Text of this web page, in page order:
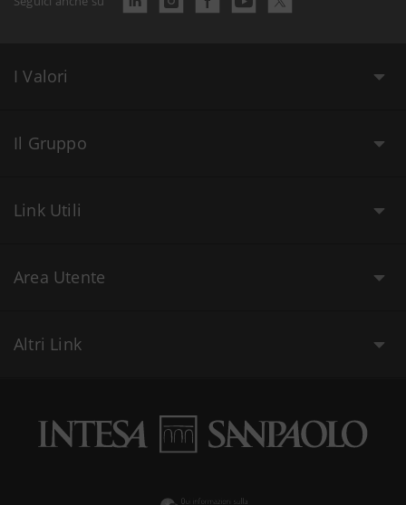
I Valori
Il Gruppo
Link Utili
Area Utente
Altri Link